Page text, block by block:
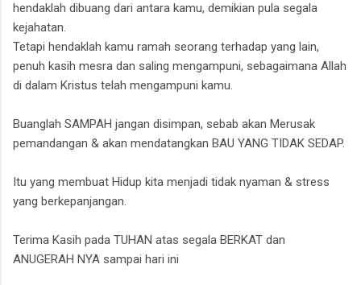
hendaklah dibuang dari antara kamu, demikian pula segala
kejahatan.
Tetapi hendaklah kamu ramah seorang terhadap yang lain,
penuh kasih mesra dan saling mengampuni, sebagaimana Allah
di dalam Kristus telah mengampuni kamu.
Buanglah SAMPAH jangan disimpan, sebab akan Merusak
pemandangan & akan mendatangkan BAU YANG TIDAK SEDAP.
Itu yang membuat Hidup kita menjadi tidak nyaman & stress
yang berkepanjangan.
Terima Kasih pada TUHAN atas segala BERKAT dan
ANUGERAH NYA sampai hari ini